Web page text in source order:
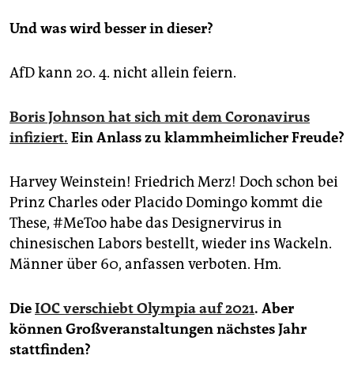
Und was wird besser in dieser?
AfD kann 20. 4. nicht allein feiern.
Boris Johnson hat sich mit dem Coronavirus
infiziert. Ein Anlass zu klammheimlicher Freude?
Harvey Weinstein! Friedrich Merz! Doch schon bei
Prinz Charles oder Placido Domingo kommt die
These, #MeToo habe das Designervirus in
chinesischen Labors bestellt, wieder ins Wackeln.
Männer über 60, anfassen verboten. Hm.
DieIOC verschiebt Olympia auf 2021. Aber
können Großveranstaltungen nächstes Jahr
stattfinden?